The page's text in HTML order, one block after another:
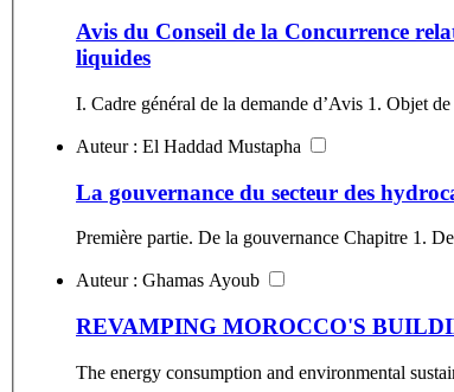
Avis du Conseil de la Concurrence
liquides
I. Cadre général de la demande d’Avis 1. Objet
Auteur : El Haddad Mustapha
La gouvernance du secteur des
Première partie. De la gouvernance Chapitre 1.
Auteur : Ghamas Ayoub
REVAMPING MOROCCO'S
The energy consumption and environmental